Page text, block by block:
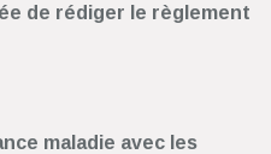
de rédiger le règlement
maladie avec les